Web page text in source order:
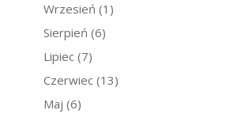
Wrzesień (1)
Sierpień (6)
Lipiec (7)
Czerwiec (13)
Maj (6)